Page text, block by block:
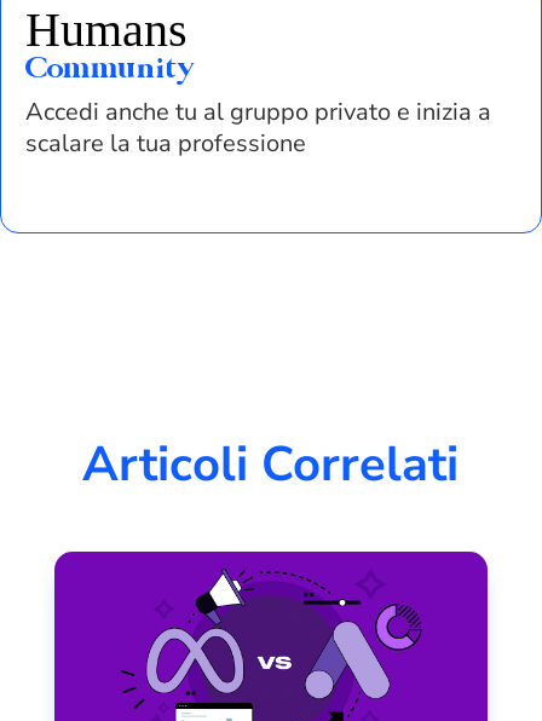
Humans
Community
Accedi anche tu al gruppo privato e inizia a
scalare la tua professione
Articoli Correlati